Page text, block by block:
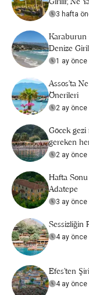
3 hafta
Karaburun
Denize
1 ay önce
Assos’ta
Önerileri
2 ay önce
Göcek
gereken
2 ay önce
Hafta
Adatepe
3 ay önce
Sessizliğin
4 ay önce
Efes’ten
4 ay önce